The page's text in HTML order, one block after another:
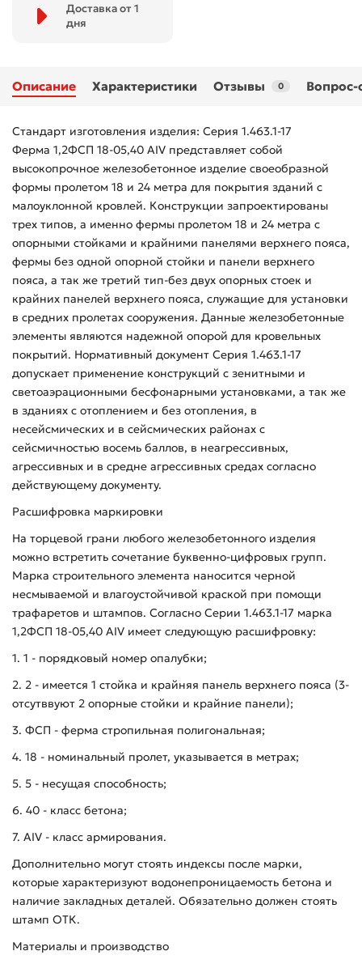
Доставка от 1
дня
Описание Характеристики Отзывы 0 Вопрос-
Стандарт изготовления изделия: Серия 1.463.1-17
Ферма 1,2ФСП 18-05,40 АIV представляет собой
высокопрочное железобетонное изделие своеобразной
формы пролетом 18 и 24 метра для покрытия зданий с
малоуклонной кровлей. Конструкции запроектированы
трех типов, а именно фермы пролетом 18 и 24 метра с
опорными стойками и крайними панелями верхнего пояса,
фермы без одной опорной стойки и панели верхнего
пояса, а так же третий тип-без двух опорных стоек и
крайних панелей верхнего пояса, служащие для установки
в средних пролетах сооружения. Данные железобетонные
элементы являются надежной опорой для кровельных
покрытий. Нормативный документ Серия 1.463.1-17
допускает применение конструкций с зенитными и
светоаэрационными бесфонарными установками, а так же
в зданиях с отоплением и без отопления, в
несейсмических и в сейсмических районах с
сейсмичностью восемь баллов, в неагрессивных,
агрессивных и в средне агрессивных средах согласно
действующему документу.
Расшифровка маркировки
На торцевой грани любого железобетонного изделия
можно встретить сочетание буквенно-цифровых групп.
Марка строительного элемента наносится черной
несмываемой и влагоустойчивой краской при помощи
трафаретов и штампов. Согласно Серии 1.463.1-17 марка
1,2ФСП 18-05,40 АIV имеет следующую расшифровку:
1. 1 - порядковый номер опалубки;
2. 2 - имеется 1 стойка и крайняя панель верхнего пояса (3-
отсутввуют 2 опорные стойки и крайние панели);
3. ФСП - ферма стропильная полигональная;
4. 18 - номинальный пролет, указывается в метрах;
5. 5 - несущая способность;
6. 40 - класс бетона;
7. AIV - класс армирования.
Дополнительно могут стоять индексы после марки,
которые характеризуют водонепроницаемость бетона и
наличие закладных деталей. Обязательно должен стоять
штамп ОТК.
Материалы и производство